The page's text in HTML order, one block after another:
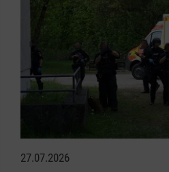
27.07.2026